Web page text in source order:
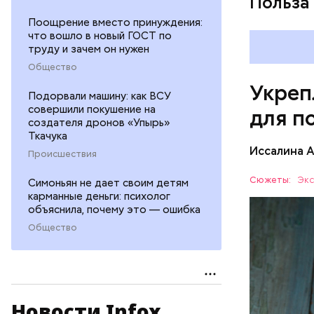
Поощрение вместо принуждения:
что вошло в новый ГОСТ по
труду и зачем он нужен
Общество
Подорвали машину: как ВСУ
совершили покушение на
создателя дронов «Упырь»
Ткачука
Происшествия
Симоньян не дает своим детям
карманные деньги: психолог
объяснила, почему это — ошибка
Общество
для
Иссалина
Сюжеты: